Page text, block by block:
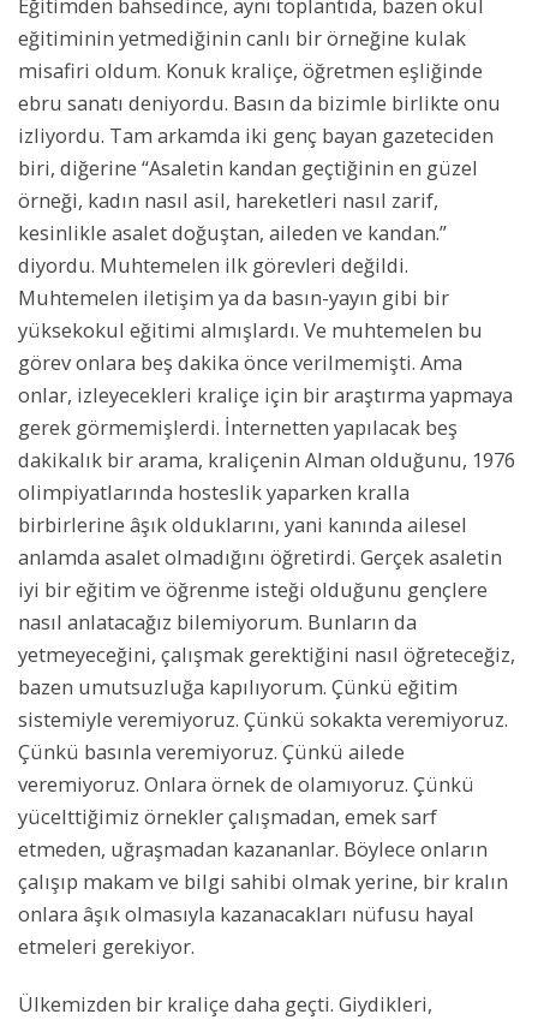
Eğitimden bahsedince, aynı toplantıda, bazen okul
eğitiminin yetmediğinin canlı bir örneğine kulak
misafiri oldum. Konuk kraliçe, öğretmen eşliğinde
ebru sanatı deniyordu. Basın da bizimle birlikte onu
izliyordu. Tam arkamda iki genç bayan gazeteciden
biri, diğerine “Asaletin kandan geçtiğinin en güzel
örneği, kadın nasıl asil, hareketleri nasıl zarif,
kesinlikle asalet doğuştan, aileden ve kandan.”
diyordu. Muhtemelen ilk görevleri değildi.
Muhtemelen iletişim ya da basın-yayın gibi bir
yüksekokul eğitimi almışlardı. Ve muhtemelen bu
görev onlara beş dakika önce verilmemişti. Ama
onlar, izleyecekleri kraliçe için bir araştırma yapmaya
gerek görmemişlerdi. İnternetten yapılacak beş
dakikalık bir arama, kraliçenin Alman olduğunu, 1976
olimpiyatlarında hosteslik yaparken kralla
birbirlerine âşık olduklarını, yani kanında ailesel
anlamda asalet olmadığını öğretirdi. Gerçek asaletin
iyi bir eğitim ve öğrenme isteği olduğunu gençlere
nasıl anlatacağız bilemiyorum. Bunların da
yetmeyeceğini, çalışmak gerektiğini nasıl öğreteceğiz,
bazen umutsuzluğa kapılıyorum. Çünkü eğitim
sistemiyle veremiyoruz. Çünkü sokakta veremiyoruz.
Çünkü basınla veremiyoruz. Çünkü ailede
veremiyoruz. Onlara örnek de olamıyoruz. Çünkü
yücelttiğimiz örnekler çalışmadan, emek sarf
etmeden, uğraşmadan kazananlar. Böylece onların
çalışıp makam ve bilgi sahibi olmak yerine, bir kralın
onlara âşık olmasıyla kazanacakları nüfusu hayal
etmeleri gerekiyor.
Ülkemizden bir kraliçe daha geçti. Giydikleri,